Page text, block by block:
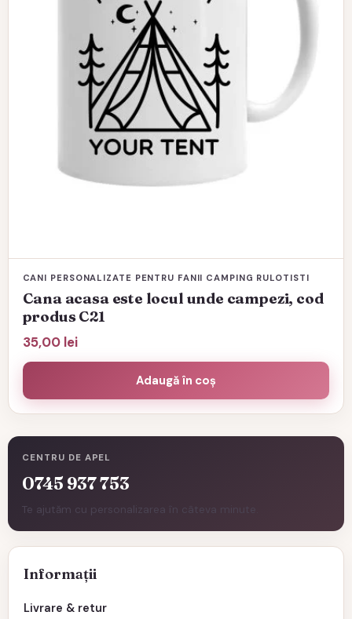
CENTRU DE APEL
0745 937 753
Te ajutăm cu personalizarea în câteva minute.
Informații
Livrare & retur
CANI PERSONALIZATE PENTRU FANII CAMPING RULOTISTI
Cana acasa este locul unde campezi, cod
produs C21
35,00 lei
Adaugă în coș